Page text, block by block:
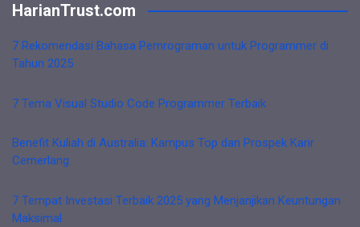
HarianTrust.com
7 Rekomendasi Bahasa Pemrograman untuk Programmer di
Tahun 2025
7 Tema Visual Studio Code Programmer Terbaik
Benefit Kuliah di Australia: Kampus Top dan Prospek Karir
Cemerlang
7 Tempat Investasi Terbaik 2025 yang Menjanjikan Keuntungan
Maksimal